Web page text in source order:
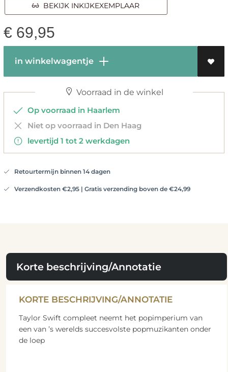
BEKIJK INKIJKEXEMPLAAR
€ 69,95
in winkelwagentje
Voorraad in de winkel
Op voorraad in Haarlem
Niet op voorraad in Den Haag
levertijd 1 tot 2 werkdagen
Retourtermijn binnen 14 dagen
Verzendkosten €2,95 | Gratis verzending boven de €24,99
Korte beschrijving/Annotatie
KORTE BESCHRIJVING/ANNOTATIE
Taylor Swift compleet neemt het popimperium van
een van ’s werelds succesvolste popmuzikanten onder
de loep